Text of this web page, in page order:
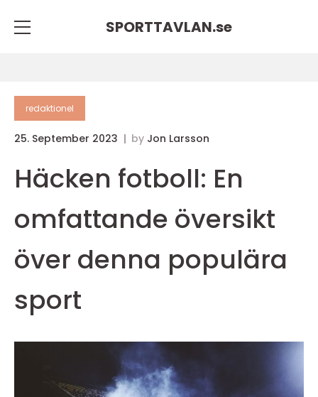
SPORTTAVLAN.se
redaktionel
25. September 2023 by Jon Larsson
Häcken fotboll: En
omfattande översikt
över denna populära
sport